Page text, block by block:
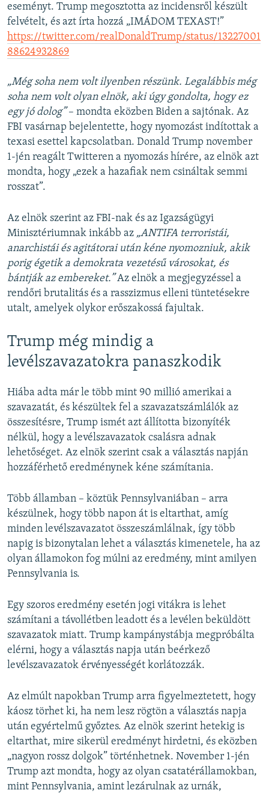
eseményt. Trump megosztotta az incidensről készült
felvételt, és azt írta hozzá „IMÁDOM TEXAST!”
https://twitter.com/realDonaldTrump/status/13227001
88624932869
„Még soha nem volt ilyenben részünk. Legalábbis még
soha nem volt olyan elnök, aki úgy gondolta, hogy ez
egy jó dolog”– mondta eközben Biden a sajtónak. Az
FBI vasárnap bejelentette, hogy nyomozást indítottak a
texasi esettel kapcsolatban. Donald Trump november
1-jén reagált Twitteren a nyomozás hírére, az elnök azt
mondta, hogy „ezek a hazafiak nem csináltak semmi
rosszat”.
Az elnök szerint az FBI-nak és az Igazságügyi
Minisztériumnak inkább az „ANTIFA terroristái,
anarchistái és agitátorai után kéne nyomozniuk, akik
porig égetik a demokrata vezetésű városokat, és
bántják az embereket.”Az elnök a megjegyzéssel a
rendőri brutalitás és a rasszizmus elleni tüntetésekre
utalt, amelyek olykor erőszakossá fajultak.
Trump még mindig a
levélszavazatokra panaszkodik
Hiába adta már le több mint 90 millió amerikai a
szavazatát, és készültek fel a szavazatszámlálók az
összesítésre, Trump ismét azt állította bizonyíték
nélkül, hogy a levélszavazatok csalásra adnak
lehetőséget. Az elnök szerint csak a választás napján
hozzáférhető eredménynek kéne számítania.
Több államban – köztük Pennsylvaniában – arra
készülnek, hogy több napon át is eltarthat, amíg
minden levélszavazatot összeszámlálnak, így több
napig is bizonytalan lehet a választás kimenetele, ha az
olyan államokon fog múlni az eredmény, mint amilyen
Pennsylvania is.
Egy szoros eredmény esetén jogi vitákra is lehet
számítani a távollétben leadott és a levélen beküldött
szavazatok miatt. Trump kampánystábja megpróbálta
elérni, hogy a választás napja után beérkező
levélszavazatok érvényességét korlátozzák.
Az elmúlt napokban Trump arra figyelmeztetett, hogy
káosz törhet ki, ha nem lesz rögtön a választás napja
után egyértelmű győztes. Az elnök szerint hetekig is
eltarthat, mire sikerül eredményt hirdetni, és eközben
„nagyon rossz dolgok” történhetnek. November 1-jén
Trump azt mondta, hogy az olyan csatatérállamokban,
mint Pennsylvania, amint lezárulnak az urnák,